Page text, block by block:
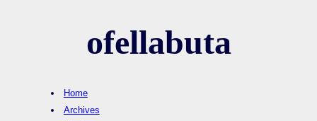
ofellabuta
Home
Archives